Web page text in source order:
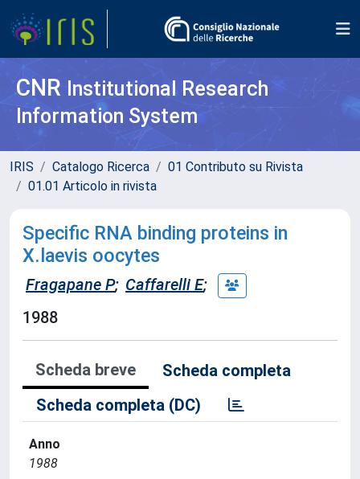
CNR Institutional Research
Information System
IRIS Catalogo Ricerca
01 Contributo su Rivista
01.01 Articolo in rivista
Specific RNA binding proteins in
X.laevis oocytes
Fragapane P; Caffarelli E;
1988
Scheda breve
Scheda completa
Scheda completa (DC)
Anno
1988